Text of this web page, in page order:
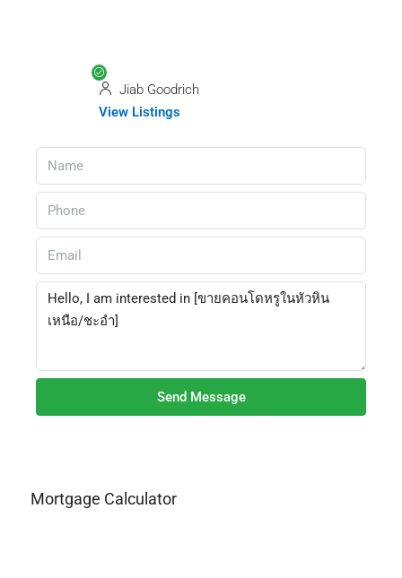
Jiab Goodrich
View Listings
Send Message
Mortgage Calculator